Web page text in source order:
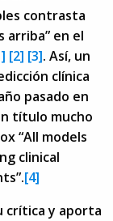
contrasta
arriba” en el
[2] [3]. Así, un
clínica
pasado en
título mucho
“All models
clinical
[4]
crítica y aporta